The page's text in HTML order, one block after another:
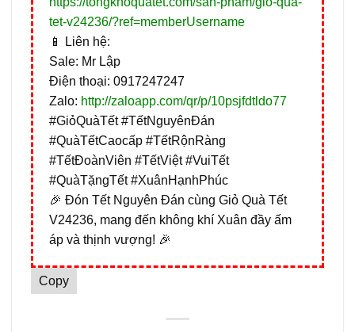
tet-v24236/?ref=memberUsername
📱 Liên hệ:
Sale: Mr Lập
Điện thoại: 0917247247
Zalo: http://zaloapp.com/qr/p/10psjfdtldo77
#GiỏQuàTết #TếtNguyênĐán
#QuàTếtCaocấp #TếtRộnRàng
#TếtĐoànViên #TếtViệt #VuiTết
#QuàTặngTết #XuânHạnhPhúc
🎉 Đón Tết Nguyên Đán cùng Giỏ Quà Tết
V24236, mang đến không khí Xuân đầy ấm
áp và thịnh vượng! 🎉
Copy